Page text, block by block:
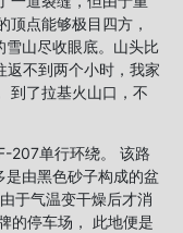
顶点能够极目四方，
山尽收眼底。山头比
返不到两个小时，我家
到了拉基火山口，不
207单行环绕。 该路
由黑色砂子构成的盆
于气温变干燥后才消
的停车场， 此地便是